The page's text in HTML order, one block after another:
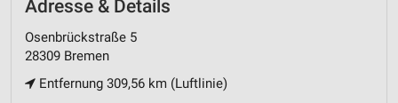
Adresse & Details
Osenbrückstraße 5
28309 Bremen
Entfernung 309,56 km (Luftlinie)